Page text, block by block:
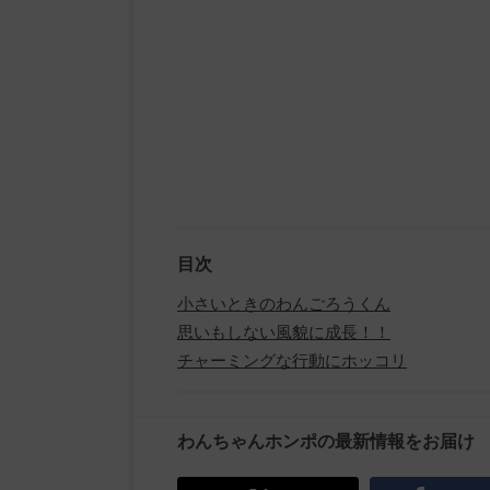
目次
小さいときのわんごろうくん
思いもしない風貌に成長！！
チャーミングな行動にホッコリ
わんちゃんホンポの最新情報をお届け